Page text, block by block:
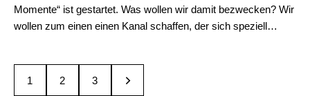
Momente“ ist gestartet. Was wollen wir damit bezwecken? Wir
wollen zum einen einen Kanal schaffen, der sich speziell…
1 2 3
>